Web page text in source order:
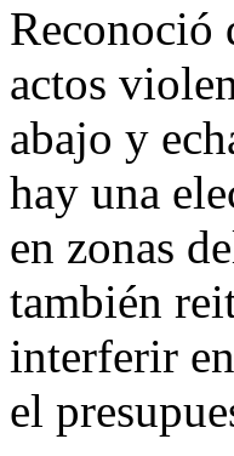
Reconoció
actos
abajo y
hay una
en zonas
también
interferir
el